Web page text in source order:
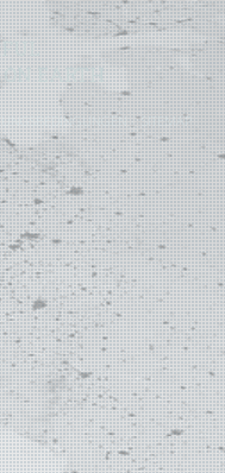
ON EARTH
·SITEMAP